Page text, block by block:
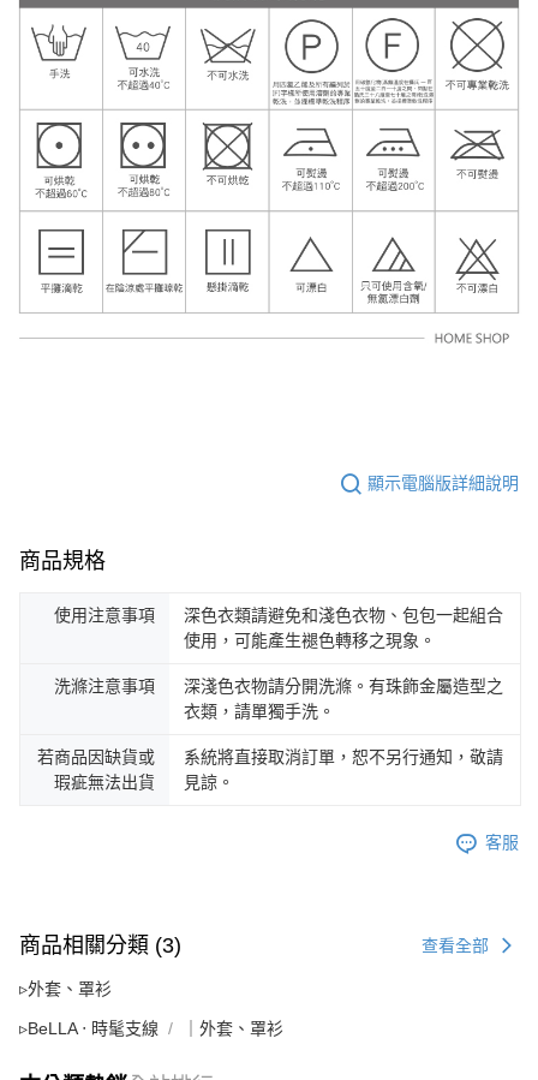
顯示電腦版詳細說明
商品規格
使用注意事項
深色衣類請避免和淺色衣物、包包一起組合
使用，可能產生褪色轉移之現象。
洗滌注意事項
深淺色衣物請分開洗滌。有珠飾金屬造型之
衣類，請單獨手洗。
若商品因缺貨或
瑕疵無法出貨
系統將直接取消訂單，恕不另行通知，敬請
見諒。
客服
商品相關分類 (3) 查看全部
▹外套、罩衫
▹BeLLA ‧ 時髦支線 ｜外套、罩衫